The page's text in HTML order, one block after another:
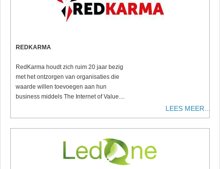
REDKARMA
RedKarma houdt zich ruim 20 jaar bezig
met het ontzorgen van organisaties die
waarde willen toevoegen aan hun
business middels The Internet of Value....
LEES MEER...